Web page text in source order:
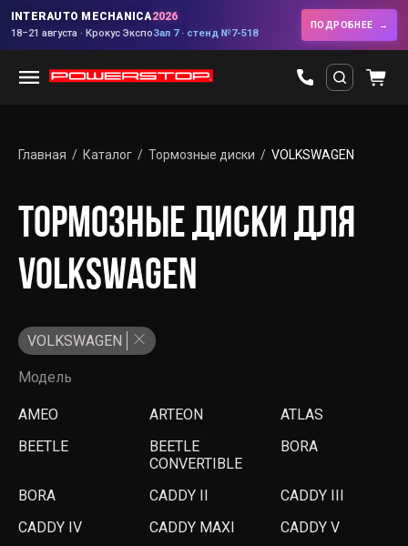
INTERAUTO MECHANICA2026
18–21 августа · Крокус ЭкспоЗал 7 · стенд №7-518
ПОДРОБНЕЕ
Главная Каталог Тормозные диски VOLKSWAGEN
ТОРМОЗНЫЕ ДИСКИ ДЛЯ
VOLKSWAGEN
VOLKSWAGEN
Модель
AMEO ARTEON
ATLAS
BEETLE
BEETLE
CONVERTIBLE
BORA
BORA CADDY II
CADDY III
CADDY IV
CADDY MAXI
CADDY V